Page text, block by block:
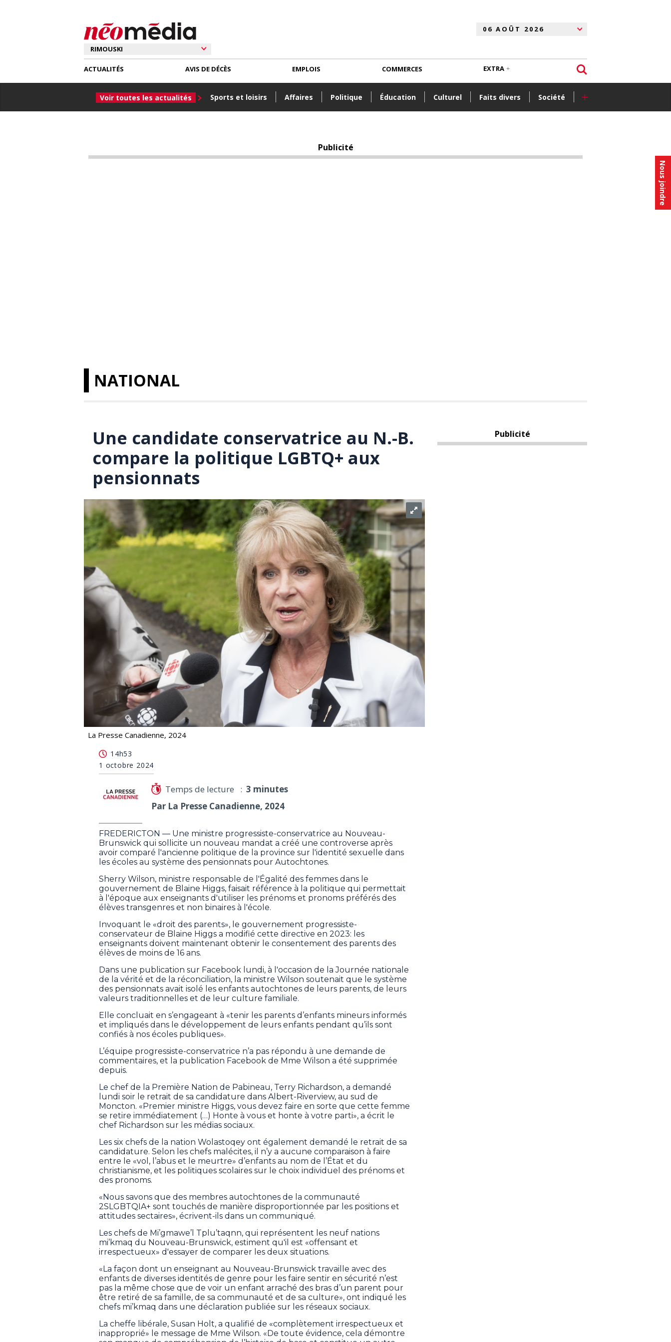
Nous joindre
ACTUALITÉS
Voir toutes les actualités Sports et loisirs Affaires Politique Éducation Culturel Faits divers Société +
AVIS DE DÉCÈS EMPLOIS COMMERCES EXTRA
Publicité
NATIONAL
Une candidate conservatrice au N.-B.
compare la politique LGBTQ+ aux
pensionnats
La Presse Canadienne, 2024
14h53
1 octobre 2024
Temps de lecture : 3 minutes
Par La Presse Canadienne, 2024
FREDERICTON — Une ministre progressiste-conservatrice au Nouveau-
Brunswick qui sollicite un nouveau mandat a créé une controverse après
avoir comparé l'ancienne politique de la province sur l'identité sexuelle dans
les écoles au système des pensionnats pour Autochtones.
Sherry Wilson, ministre responsable de l'Égalité des femmes dans le
gouvernement de Blaine Higgs, faisait référence à la politique qui permettait
à l'époque aux enseignants d'utiliser les prénoms et pronoms préférés des
élèves transgenres et non binaires à l'école.
Invoquant le «droit des parents», le gouvernement progressiste-
conservateur de Blaine Higgs a modifié cette directive en 2023: les
enseignants doivent maintenant obtenir le consentement des parents des
élèves de moins de 16 ans.
Dans une publication sur Facebook lundi, à l'occasion de la Journée nationale
de la vérité et de la réconciliation, la ministre Wilson soutenait que le système
des pensionnats avait isolé les enfants autochtones de leurs parents, de leurs
valeurs traditionnelles et de leur culture familiale.
Elle concluait en s’engageant à «tenir les parents d’enfants mineurs informés
et impliqués dans le développement de leurs enfants pendant qu’ils sont
confiés à nos écoles publiques».
L’équipe progressiste-conservatrice n’a pas répondu à une demande de
commentaires, et la publication Facebook de Mme Wilson a été supprimée
depuis.
Le chef de la Première Nation de Pabineau, Terry Richardson, a demandé
lundi soir le retrait de sa candidature dans Albert-Riverview, au sud de
Moncton. «Premier ministre Higgs, vous devez faire en sorte que cette femme
se retire immédiatement (…) Honte à vous et honte à votre parti», a écrit le
chef Richardson sur les médias sociaux.
Les six chefs de la nation Wolastoqey ont également demandé le retrait de sa
candidature. Selon les chefs malécites, il n’y a aucune comparaison à faire
entre le «vol, l’abus et le meurtre» d’enfants au nom de l’État et du
christianisme, et les politiques scolaires sur le choix individuel des prénoms et
des pronoms.
«Nous savons que des membres autochtones de la communauté
2SLGBTQIA+ sont touchés de manière disproportionnée par les positions et
attitudes sectaires», écrivent-ils dans un communiqué.
Les chefs de Mi’gmawe’l Tplu’taqnn, qui représentent les neuf nations
mi’kmaq du Nouveau-Brunswick, estiment qu'il est «offensant et
irrespectueux» d'essayer de comparer les deux situations.
«La façon dont un enseignant au Nouveau-Brunswick travaille avec des
enfants de diverses identités de genre pour les faire sentir en sécurité n’est
pas la même chose que de voir un enfant arraché des bras d’un parent pour
être retiré de sa famille, de sa communauté et de sa culture», ont indiqué les
chefs mi’kmaq dans une déclaration publiée sur les réseaux sociaux.
La cheffe libérale, Susan Holt, a qualifié de «complètement irrespectueux et
inapproprié» le message de Mme Wilson. «De toute évidence, cela démontre
Publicité